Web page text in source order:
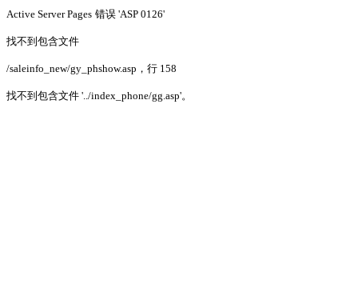
Active Server Pages 错误 'ASP 0126'
找不到包含文件
/saleinfo_new/gy_phshow.asp ，行 158
找不到包含文件 '../index_phone/gg.asp'。